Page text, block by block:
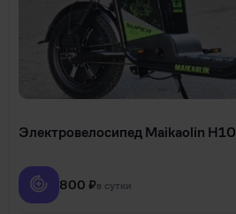
Электровелосипед Maikaolin H10
800 ₽в сутки